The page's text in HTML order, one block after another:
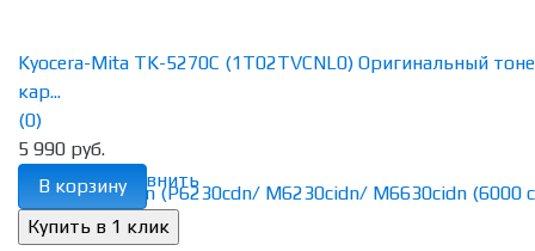
избранное сравнить
Kyocera-Mita TK-5270C (1T02TVCNL0) Оригинальный
кар...
(0)
5 990 руб.
В корзину